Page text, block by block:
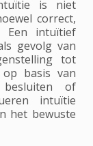
is niet
correct,
Een intuïtief
gevolg van
tot
basis van
of
intuïtie
het bewuste